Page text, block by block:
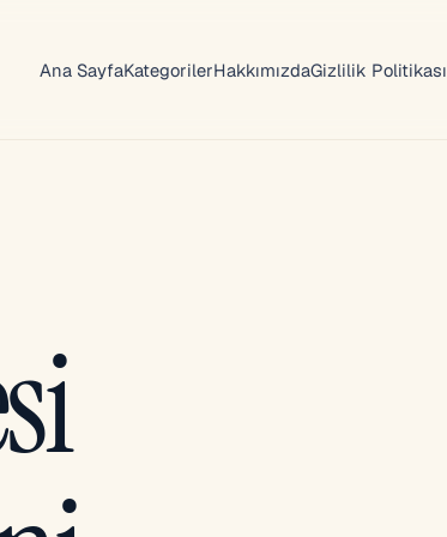
Ana SayfaKategorilerHakkımızdaGizlilik Politikası